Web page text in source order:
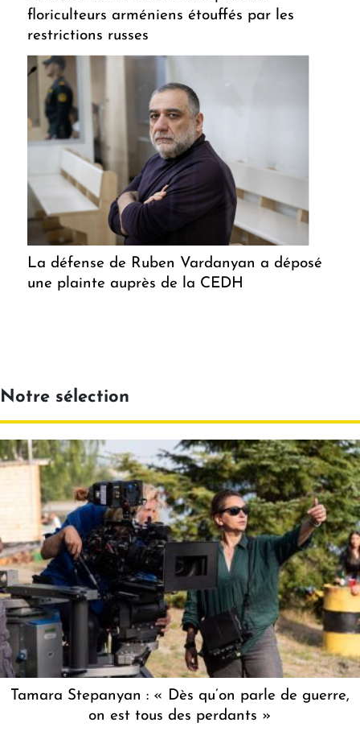
floriculteurs arméniens étouffés par les
restrictions russes
La défense de Ruben Vardanyan a déposé
une plainte auprès de la CEDH
Notre sélection
Tamara Stepanyan : « Dès qu’on parle de guerre,
on est tous des perdants »